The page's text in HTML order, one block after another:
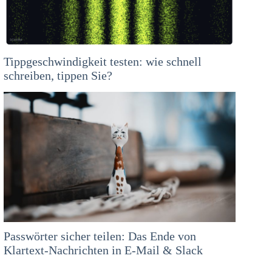
Tippgeschwindigkeit testen: wie schnell
schreiben, tippen Sie?
Passwörter sicher teilen: Das Ende von
Klartext-Nachrichten in E-Mail & Slack